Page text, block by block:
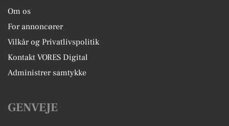
Om os
For annoncører
Vilkår og Privatlivspolitik
Kontakt VORES Digital
Administrer samtykke
GENVEJE